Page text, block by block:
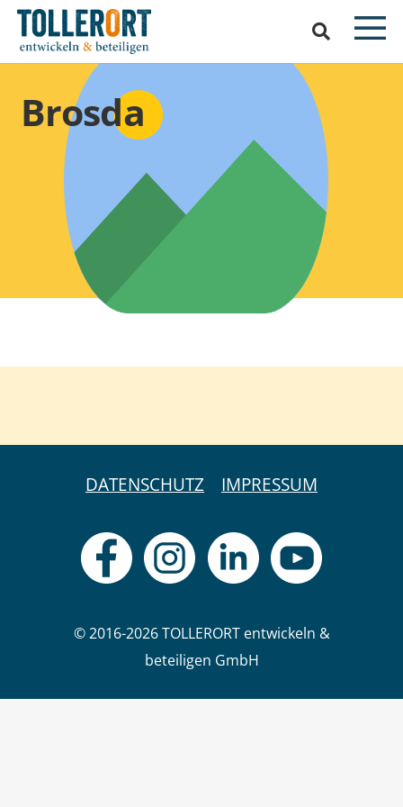
Brosda
DATENSCHUTZ IMPRESSUM
© 2016-2026 TOLLERORT entwickeln &
beteiligen GmbH